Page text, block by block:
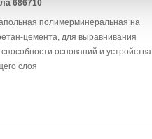
686710
полимерминеральная на
цемента, для выравнивания
оснований и устройства
слоя